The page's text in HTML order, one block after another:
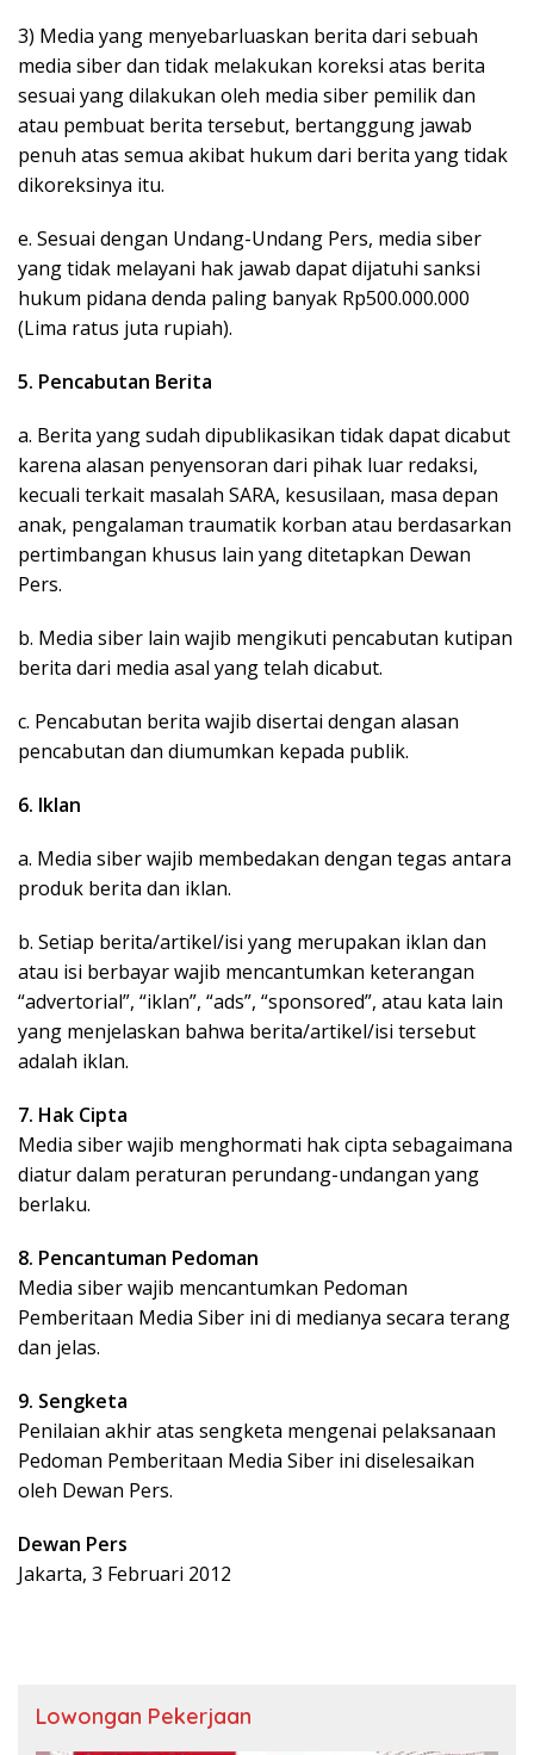
3) Media yang menyebarluaskan berita dari sebuah
media siber dan tidak melakukan koreksi atas berita
sesuai yang dilakukan oleh media siber pemilik dan
atau pembuat berita tersebut, bertanggung jawab
penuh atas semua akibat hukum dari berita yang tidak
dikoreksinya itu.
e. Sesuai dengan Undang-Undang Pers, media siber
yang tidak melayani hak jawab dapat dijatuhi sanksi
hukum pidana denda paling banyak Rp500.000.000
(Lima ratus juta rupiah).
5. Pencabutan Berita
a. Berita yang sudah dipublikasikan tidak dapat dicabut
karena alasan penyensoran dari pihak luar redaksi,
kecuali terkait masalah SARA, kesusilaan, masa depan
anak, pengalaman traumatik korban atau berdasarkan
pertimbangan khusus lain yang ditetapkan Dewan
Pers.
b. Media siber lain wajib mengikuti pencabutan kutipan
berita dari media asal yang telah dicabut.
c. Pencabutan berita wajib disertai dengan alasan
pencabutan dan diumumkan kepada publik.
6. Iklan
a. Media siber wajib membedakan dengan tegas antara
produk berita dan iklan.
b. Setiap berita/artikel/isi yang merupakan iklan dan
atau isi berbayar wajib mencantumkan keterangan
“advertorial”, “iklan”, “ads”, “sponsored”, atau kata lain
yang menjelaskan bahwa berita/artikel/isi tersebut
adalah iklan.
7. Hak Cipta
Media siber wajib menghormati hak cipta sebagaimana
diatur dalam peraturan perundang-undangan yang
berlaku.
8. Pencantuman Pedoman
Media siber wajib mencantumkan Pedoman
Pemberitaan Media Siber ini di medianya secara terang
dan jelas.
9. Sengketa
Penilaian akhir atas sengketa mengenai pelaksanaan
Pedoman Pemberitaan Media Siber ini diselesaikan
oleh Dewan Pers.
Dewan Pers
Jakarta, 3 Februari 2012
Lowongan Pekerjaan